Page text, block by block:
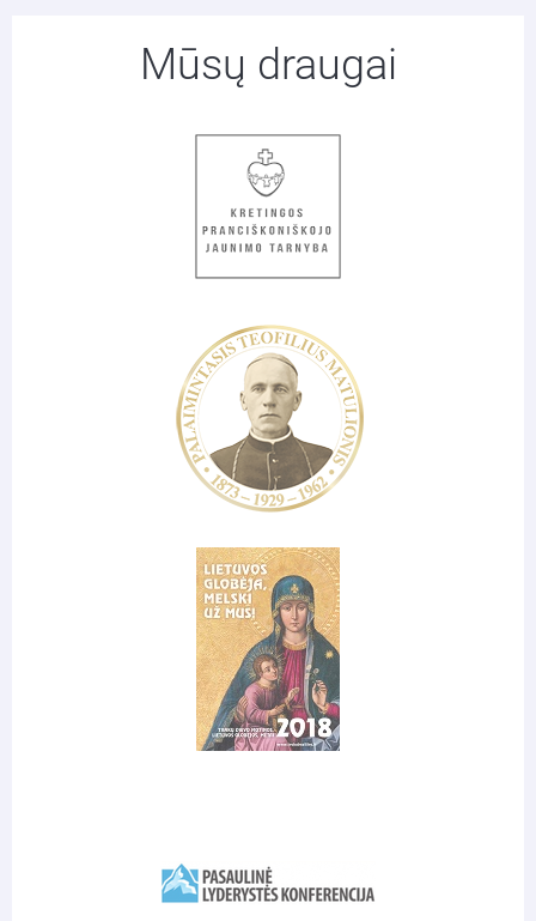
Mūsų draugai